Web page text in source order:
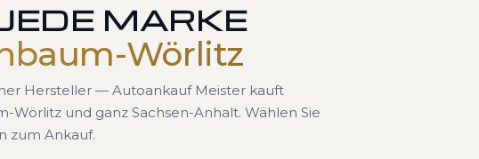
MARKE
Wörlitz
Hersteller — Autoankauf Meister kauft
Wörlitz und ganz Sachsen-Anhalt. Wählen Sie
zum Ankauf.